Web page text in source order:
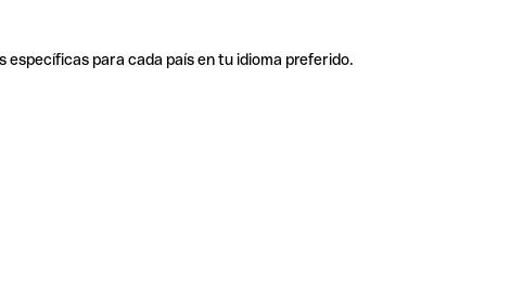
específicas para cada país en tu idioma preferido.